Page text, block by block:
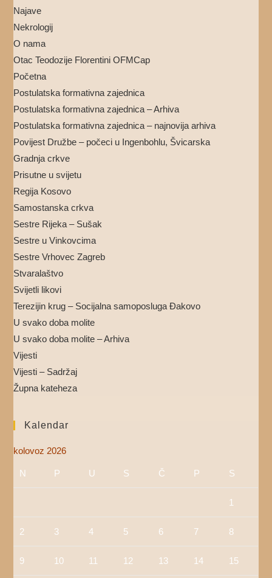
Najave
Nekrologij
O nama
Otac Teodozije Florentini OFMCap
Početna
Postulatska formativna zajednica
Postulatska formativna zajednica – Arhiva
Postulatska formativna zajednica – najnovija arhiva
Povijest Družbe – počeci u Ingenbohlu, Švicarska
Gradnja crkve
Prisutne u svijetu
Regija Kosovo
Samostanska crkva
Sestre Rijeka – Sušak
Sestre u Vinkovcima
Sestre Vrhovec Zagreb
Stvaralaštvo
Svijetli likovi
Terezijin krug – Socijalna samoposluga Đakovo
U svako doba molite
U svako doba molite – Arhiva
Vijesti
Vijesti – Sadržaj
Župna kateheza
Kalendar
kolovoz 2026
N P U S Č P S
1
2 3 4 5 6 7 8
9 10 11 12 13 14 15